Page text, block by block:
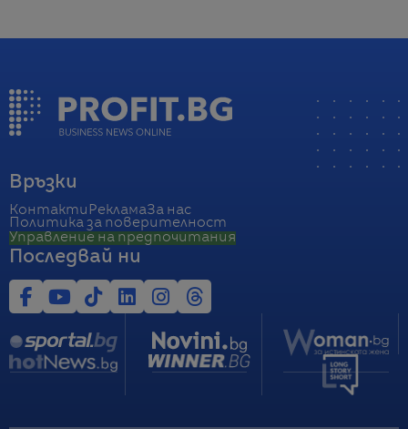
Връзки
Контакти РекламаЗа нас
Политика за поверителност
Управление на предпочитания
Последвай ни